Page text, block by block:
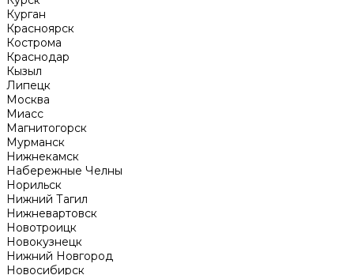
Курган
Красноярск
Кострома
Краснодар
Кызыл
Липецк
Москва
Миасс
Магнитогорск
Мурманск
Нижнекамск
Набережные Челны
Норильск
Нижний Тагил
Нижневартовск
Новотроицк
Новокузнецк
Нижний Новгород
Новосибирск